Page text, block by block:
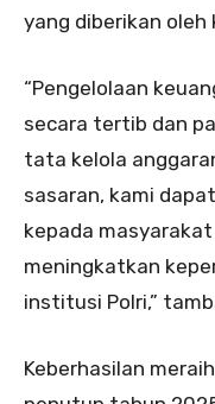
yang diberikan oleh
“Pengelolaan
secara tertib dan
tata kelola
sasaran, kami
kepada
meningkatkan
institusi Polri,”
Keberhasilan